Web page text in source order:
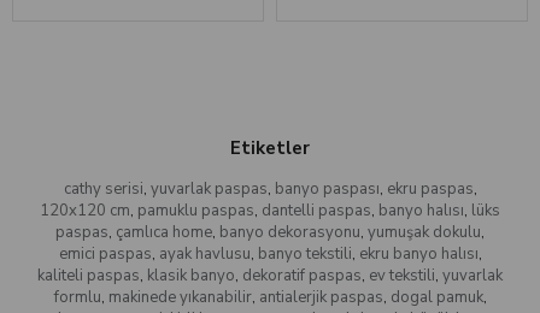
Etiketler
cathy serisi, yuvarlak paspas, banyo paspası, ekru paspas,
120x120 cm, pamuklu paspas, dantelli paspas, banyo halısı, lüks
paspas, çamlıca home, banyo dekorasyonu, yumuşak dokulu,
emici paspas, ayak havlusu, banyo tekstili, ekru banyo halısı,
kaliteli paspas, klasik banyo, dekoratif paspas, ev tekstili, yuvarlak
formlu, makinede yıkanabilir, antialerjik paspas, dogal pamuk,